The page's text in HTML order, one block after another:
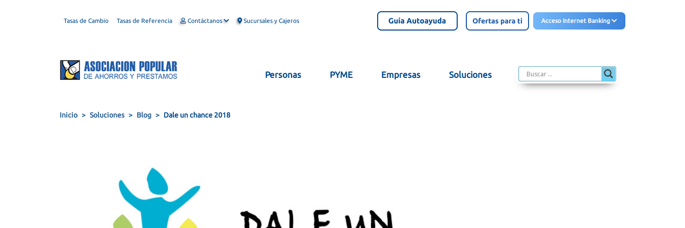
Tasas de Cambio Tasas de Referencia Contáctanos Sucursales y Cajeros Acceso Internet Banking
Personas PYME Empresas Soluciones
Inicio Soluciones Blog Dale un chance 2018